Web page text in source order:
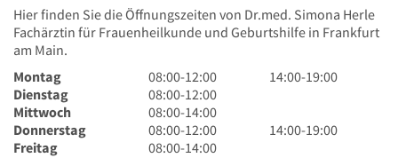
Hier finden Sie die Öffnungszeiten von Dr.med. Simona Herle
Fachärztin für Frauenheilkunde und Geburtshilfe in Frankfurt
am Main.
Montag
8
Uhr
bis
12
Uhr
08:00-12:00
14
19
14:00-19:00
Dienstag
8
Uhr
bis
12
08:00-12:00
Mittwoch
8
Uhr
bis
08:00-14:00
Donnerstag
8
Uhr
08:00-12:00
14
14:00-19:00
Freitag
8
08:00-14:00